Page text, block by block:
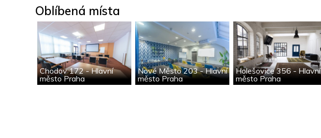
Oblíbená místa
Chodov 172 - Hlavní
město Praha
Nové Město 203 - Hlavní
město Praha
Holešovice 356 - Hlavní
město Praha